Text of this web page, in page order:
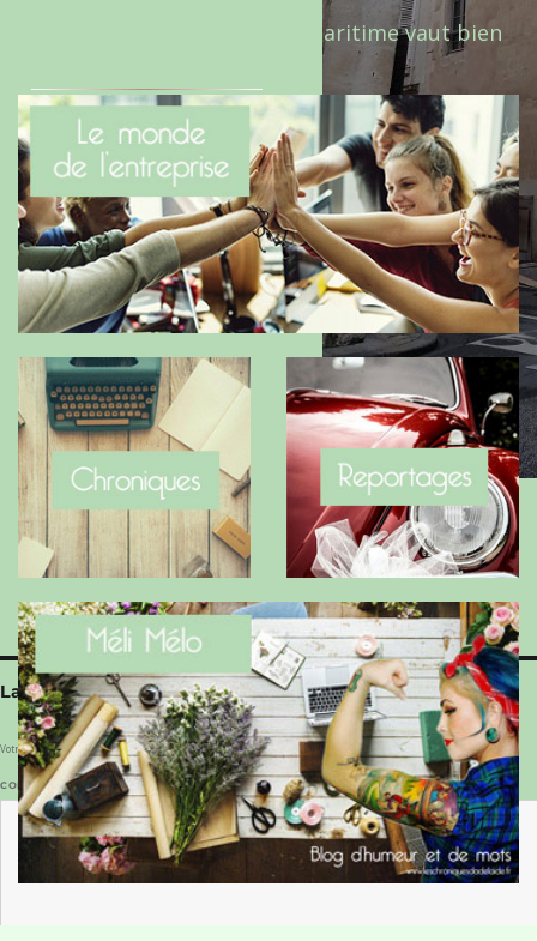
Les arcardes de La Rochelle by Adélaïde
Laisser un commentaire
Votre adresse e-mail ne sera pas publiée.Les champs obligatoires sont indiqués avec *
COMMENTAIRE*
Le Benaise de la Charente-Maritime vaut bien